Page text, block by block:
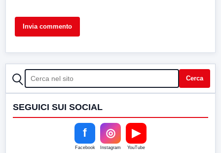
CERCA Cerca
SEGUICI SUI SOCIAL
f
Facebook
◎
Instagram
▶
YouTube